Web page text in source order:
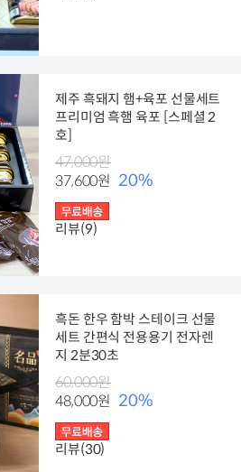
제주 흑돼지 햄+육포 선물세트
프리미엄 흑햄 육포 [스페셜 2
호]
47,000원
37,600원 20%
리뷰(9)
흑돈 한우 함박 스테이크 선물
세트 간편식 전용용기 전자렌
지 2분30초
60,000원
48,000원 20%
리뷰(30)